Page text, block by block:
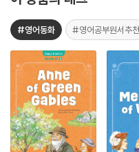
#영어동화 #영어공부원서추천